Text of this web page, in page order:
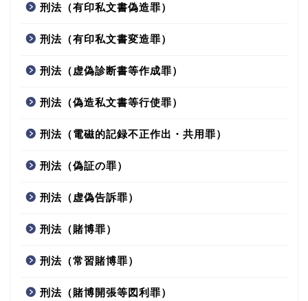
刑法（有印私文書偽造罪）
刑法（有印私文書変造罪）
刑法（虚偽診断書等作成罪）
刑法（偽造私文書等行使罪）
刑法（電磁的記録不正作出・共用罪）
刑法（偽証の罪）
刑法（虚偽告訴罪）
刑法（賭博罪）
刑法（常習賭博罪）
刑法（賭博開張等図利罪）